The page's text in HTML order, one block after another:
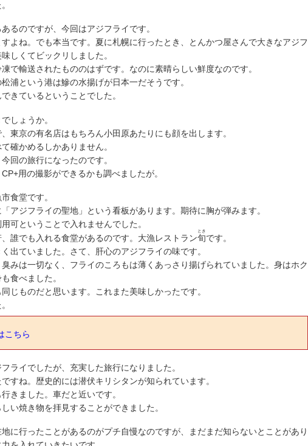
るのですが、今回はアジフライです。
よね。でも本当です。夏に札幌に行ったとき、とんかつ屋さんで大きなアジフ
しくてビックリしました。
で輸送されたもののはずです。なのに素晴らしい鮮度なのです。
浦という港は鰺の水揚げが日本一だそうです。
きているということでした。
しょうか。
東京の有名店はもちろん小田原あたりにも顔を出します。
確かめるしかありません。
回の旅行になったのです。
用の撮影ができるかも調べましたが。
食堂です。
アジフライの聖地」という看板があります。期待に胸が弾みます。
可ということで入れませんでした。
誰でも入れる食堂があるのです。大漁レストラン旬
とき
です。
出ていました。さて、肝心のアジフライの味です。
みは一切なく、フライのころもは薄くあっさり揚げられていました。身はホク
食べました。
じものだと思います。これまた美味しかったです。
こちら
ライでしたが、充実した旅行になりました。
すね。歴史的には潜伏キリシタンが知られています。
きました。車だと近いです。
い焼き物を拝見することができました。
に行ったことがあるのがプチ自慢なのですが、まだまだ知らないとことがあり